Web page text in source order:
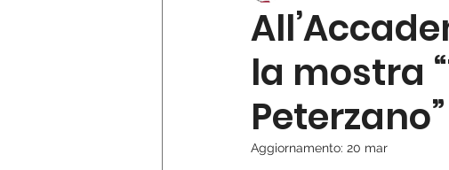
la mostra
Peterzano”
Aggiornamento: 20 mar